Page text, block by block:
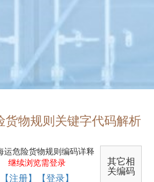
货物规则关键字代码解析
运危险货物规则编码详释
继续浏览需登录
【注册】【登录】
其它相
关编码